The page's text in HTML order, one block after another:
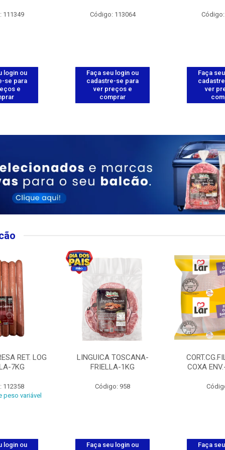
111349
login ou
se para
e
Código: 113064
Faça seu login ou
cadastre-se para
ver preços e
comprar
Código:
Faça
ver
RET. LOG
7KG
112358
peso variável
login ou
LINGUICA TOSCANA-
FRIELLA-1KG
Código: 958
Faça seu login ou
COXA
Faça